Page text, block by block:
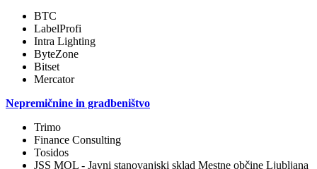
BTC
LabelProfi
Intra Lighting
ByteZone
Bitset
Mercator
Nepremičnine in gradbeništvo
Trimo
Finance Consulting
Tosidos
JSS MOL - Javni stanovanjski sklad Mestne občine Ljubljana